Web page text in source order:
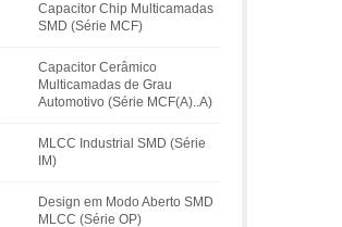
Capacitor Chip Multicamadas
SMD (Série MCF)
Capacitor Cerâmico
Multicamadas de Grau
Automotivo (Série MCF(A)..A)
MLCC Industrial SMD (Série
IM)
Design em Modo Aberto SMD
MLCC (Série OP)